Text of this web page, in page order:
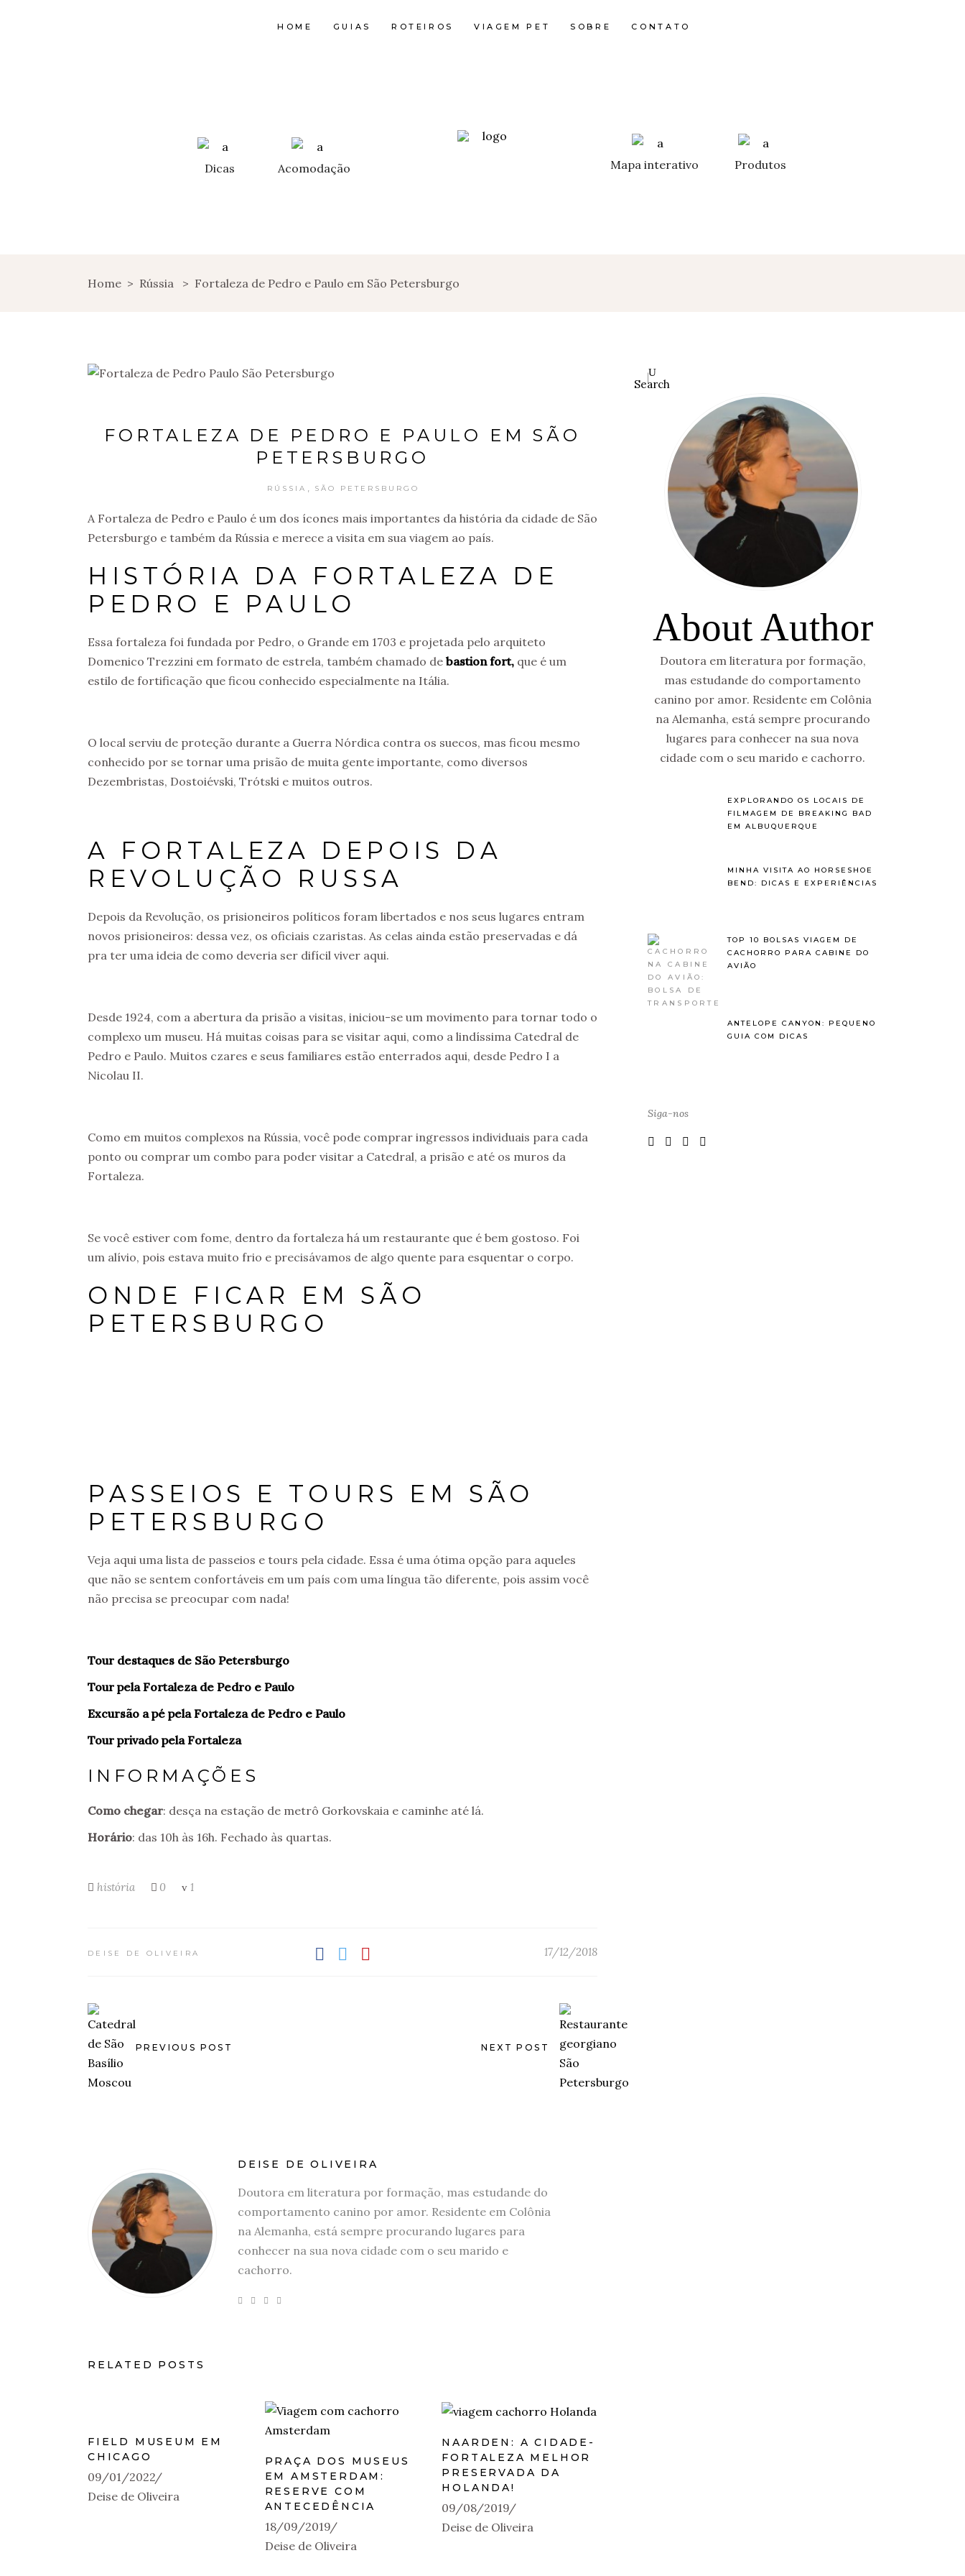
HOME GUIAS ROTEIROS VIAGEM PET SOBRE CONTATO
Dicas Acomodação Mapa interativo Produtos
Home > Rússia > Fortaleza de Pedro e Paulo em São Petersburgo
FORTALEZA DE PEDRO E PAULO EM SÃO
PETERSBURGO
RÚSSIA SÃO PETERSBURGO
A Fortaleza de Pedro e Paulo é um dos ícones mais importantes da história da cidade de São
Petersburgo e também da Rússia e merece a visita em sua viagem ao país.
HISTÓRIA DA FORTALEZA DE
PEDRO E PAULO
Essa fortaleza foi fundada por Pedro, o Grande em 1703 e projetada pelo arquiteto
Domenico Trezzini em formato de estrela, também chamado de bastion fort, que é um
estilo de fortificação que ficou conhecido especialmente na Itália.
O local serviu de proteção durante a Guerra Nórdica contra os suecos, mas ficou mesmo
conhecido por se tornar uma prisão de muita gente importante, como diversos
Dezembristas, Dostoiévski, Trótski e muitos outros.
A FORTALEZA DEPOIS DA
REVOLUÇÃO RUSSA
Depois da Revolução, os prisioneiros políticos foram libertados e nos seus lugares entram
novos prisioneiros: dessa vez, os oficiais czaristas. As celas ainda estão preservadas e dá
pra ter uma ideia de como deveria ser difícil viver aqui.
Desde 1924, com a abertura da prisão a visitas, iniciou-se um movimento para tornar todo o
complexo um museu. Há muitas coisas para se visitar aqui, como a lindíssima Catedral de
Pedro e Paulo. Muitos czares e seus familiares estão enterrados aqui, desde Pedro I a
Nicolau II.
Como em muitos complexos na Rússia, você pode comprar ingressos individuais para cada
ponto ou comprar um combo para poder visitar a Catedral, a prisão e até os muros da
Fortaleza.
Se você estiver com fome, dentro da fortaleza há um restaurante que é bem gostoso. Foi
um alívio, pois estava muito frio e precisávamos de algo quente para esquentar o corpo.
ONDE FICAR EM SÃO
PETERSBURGO
PASSEIOS E TOURS EM SÃO
PETERSBURGO
Veja aqui uma lista de passeios e tours pela cidade. Essa é uma ótima opção para aqueles
que não se sentem confortáveis em um país com uma língua tão diferente, pois assim você
não precisa se preocupar com nada!
Tour destaques de São Petersburgo
Tour pela Fortaleza de Pedro e Paulo
Excursão a pé pela Fortaleza de Pedro e Paulo
Tour privado pela Fortaleza
INFORMAÇÕES
Como chegar: desça na estação de metrô Gorkovskaia e caminhe até lá.
Horário: das 10h às 16h. Fechado às quartas.
história 0 1
DEISE DE OLIVEIRA 17/12/2018
PREVIOUS POST NEXT POST
DEISE DE OLIVEIRA
Doutora em literatura por formação, mas estudande do
comportamento canino por amor. Residente em Colônia
na Alemanha, está sempre procurando lugares para
conhecer na sua nova cidade com o seu marido e
cachorro.
RELATED POSTS
FIELD MUSEUM EM
CHICAGO
09/01/2022
Deise de Oliveira
PRAÇA DOS MUSEUS
EM AMSTERDAM:
RESERVE COM
ANTECEDÊNCIA
18/09/2019
Deise de Oliveira
NAARDEN: A CIDADE-
FORTALEZA MELHOR
PRESERVADA DA
HOLANDA!
09/08/2019
Deise de Oliveira
Search
About Author
Doutora em literatura por formação,
mas estudande do comportamento
canino por amor. Residente em Colônia
na Alemanha, está sempre procurando
lugares para conhecer na sua nova
cidade com o seu marido e cachorro.
EXPLORANDO OS LOCAIS DE
FILMAGEM DE BREAKING BAD
EM ALBUQUERQUE
MINHA VISITA AO HORSESHOE
BEND: DICAS E EXPERIÊNCIAS
TOP 10 BOLSAS VIAGEM DE
CACHORRO PARA CABINE DO
AVIÃO
ANTELOPE CANYON: PEQUENO
GUIA COM DICAS
Siga-nos